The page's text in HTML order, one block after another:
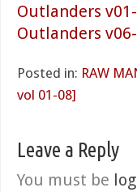
Outlanders
Outlanders
Posted in: RAW
vol 01-08]
Leave a Reply
You must be